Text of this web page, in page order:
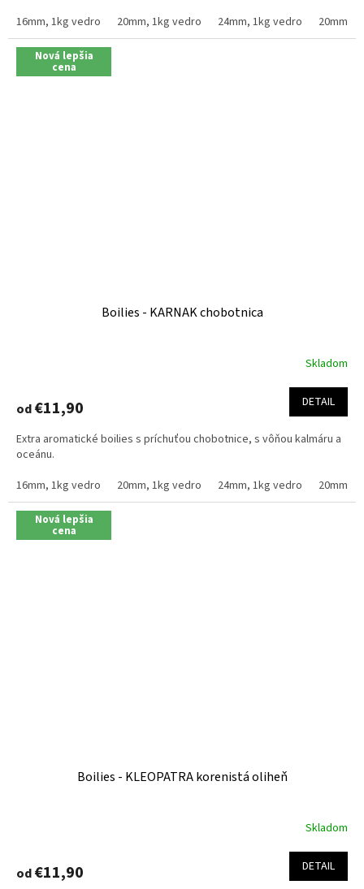
16mm, 1kg vedro
20mm, 1kg vedro 24mm, 1kg vedro 20mm,
Nová lepšia
cena
Boilies - KARNAK chobotnica
je
z
5
Skladom
od€11,90 DETAIL
Extra aromatické boilies s príchuťou chobotnice, s vôňou kalmáru a
oceánu.
16mm, 1kg vedro
20mm, 1kg vedro 24mm, 1kg vedro 20mm,
Nová lepšia
cena
Boilies - KLEOPATRA korenistá oliheň
je
Skladom
od€11,90 DETAIL